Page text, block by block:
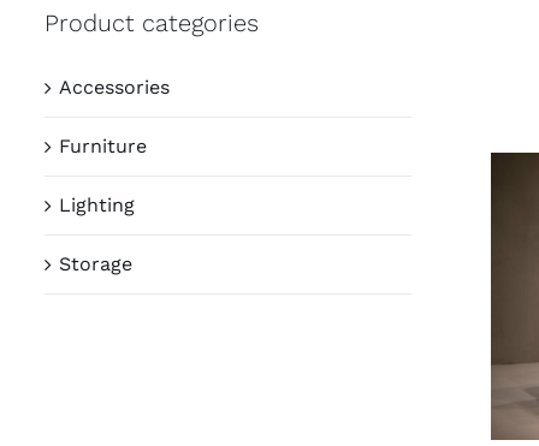
Product categories
Accessories
Furniture
Lighting
Storage